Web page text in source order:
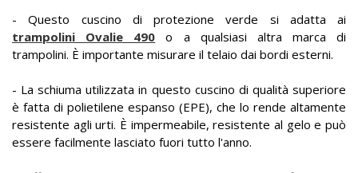
- Questo cuscino di protezione verde si adatta ai
trampolini Ovalie 490 o a qualsiasi altra marca di
trampolini. È importante misurare il telaio dai bordi esterni.
- La schiuma utilizzata in questo cuscino di qualità superiore
è fatta di polietilene espanso (EPE), che lo rende altamente
resistente agli urti. È impermeabile, resistente al gelo e può
essere facilmente lasciato fuori tutto l'anno.